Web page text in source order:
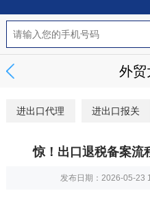
外贸
进出口代理 进出口报关
惊！出口退税备案流
发布日期：2026-05-23